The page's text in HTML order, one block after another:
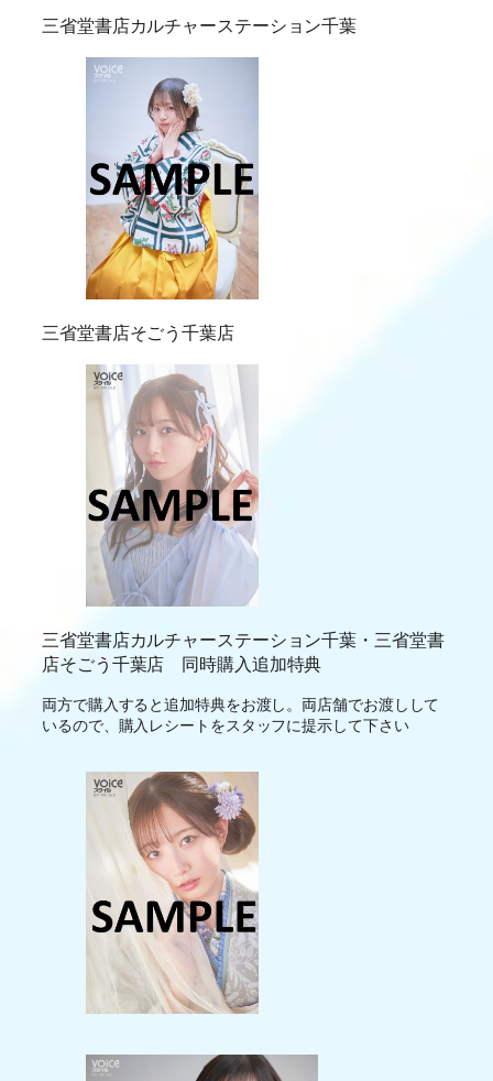
三省堂書店カルチャーステーション千葉
三省堂書店そごう千葉店
三省堂書店カルチャーステーション千葉・三省堂書
店そごう千葉店 同時購入追加特典
両方で購入すると追加特典をお渡し。両店舗でお渡しして
いるので、購入レシートをスタッフに提示して下さい